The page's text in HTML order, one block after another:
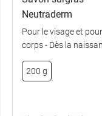
Neutraderm
Pour le visage et
corps - Dès la
200 g